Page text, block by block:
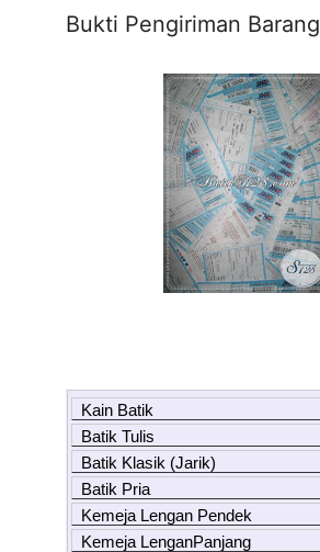
Bukti Pengiriman Barang
Kain Batik
Batik Tulis
Batik Klasik (Jarik)
Batik Pria
Kemeja Lengan Pendek
Kemeja LenganPanjang